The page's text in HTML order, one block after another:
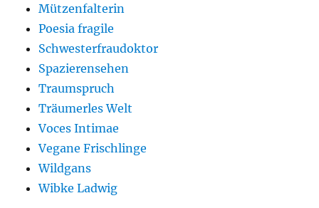
Mützenfalterin
Poesia fragile
Schwesterfraudoktor
Spazierensehen
Traumspruch
Träumerles Welt
Voces Intimae
Vegane Frischlinge
Wildgans
Wibke Ladwig